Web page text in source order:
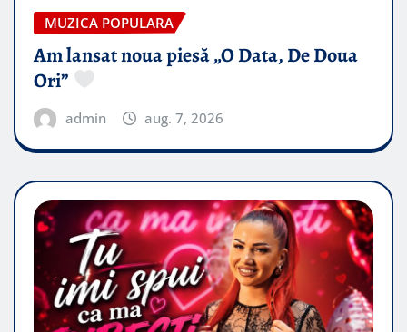
MUZICA POPULARA
Am lansat noua piesă „O Data, De Doua
Ori”
admin aug. 7, 2026